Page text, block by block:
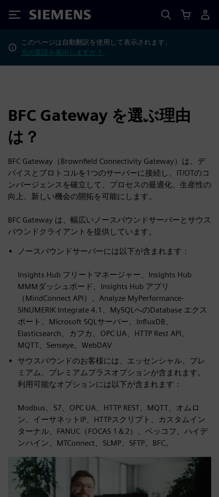
Siemens
このページは自動翻訳を使用して表示されます。
元の英語を表示しますか？
BFC Gateway を選ぶ理由
は？
BFC Gateway（Brownfield Connectivity Gateway）は、デ
バイスとプロトコルを1つのサーバーに接続し、IT/OTのコ
ンバージェンスを確立して、プロセスの最適化、生産性の
向上、新しい機会の開拓を可能にします。
BFC Gateway は、幅広いノースバウンドサーバーとサウス
バウンドクライアントを提供しています。
ノースバウンドサーバーには以下が含まれます：
Insights Hub フリートマネージャー、Insights Hub
MMMダッシュボード、Insights Hub アプリ
（MindConnect API）、Analyze MyPerformance-
SINUMERIK Integrate 4.1、MySQLへのDatabase エクス
ポート、Microsoft SQLサーバー、InfluxDB、
Elasticsearch、カフカ、OPC UA、HTTP Rest API、
MQTT、Senseye、WebDAV
サウスバウンドのお客様には、エッセンシャル、プレ
ミアム、プレミアムプラスオプションが含まれます。
利用可能なオプションには以下が含まれます：
Modbus、S7、OPC UA、HTTP REST、MQTT、オムロ
ン、イーサネットIP、HTTPスクリプト、カスタムイン
ターナル、FANUC（FOCAS 1＆2）、ベッコフ、ハイデ
ンハイン、MTConnect、SLMP、SFTP、BFC。